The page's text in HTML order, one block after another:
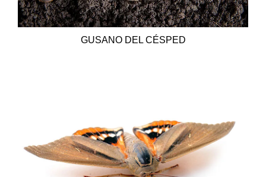
GUSANO DEL CÉSPED